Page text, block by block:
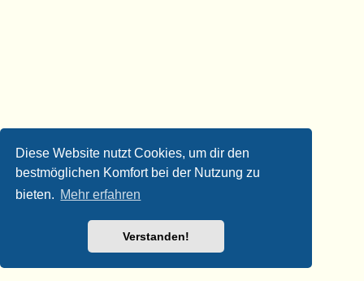
Diese Website nutzt Cookies, um dir den
bestmöglichen Komfort bei der Nutzung zu
bieten. Mehr erfahren
Verstanden!